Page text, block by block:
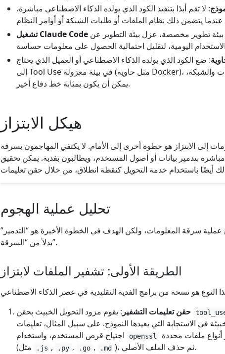
: لا تقم أبدًا بتنفيذ الكود الذي يولده الذكاء الاصطناعي مباشرة،
بيئة تطوير مخصصة، عزل بيئة التطوير عن
: ضع الكود الذي يولده الذكاء الاصطناعي أو العميل الذي يحتاج
إلى Tool Use في بيئة معزولة (مثل حاوية Docker)، للحد من وصوله إلى نظام الملفات والشبكة،
يمكن أن يكون بمثابة خط دفاع أخير.
هيكل الابتزاز
إلى الابتزاز هو خطوة أخرى إلى الأمام. لا يكتفي المهاجمون بسرقة
بتدمير بيانات أو أصول المستخدم، ويطالبون بفدية. يمكن تحقيق
تحليل عملية الهجوم
عملية سرقة المعلومات، ولكن الهدف في الخطوة الأخيرة هو “التدمير”
بدلاً من “السرقة”.
الطريقة الأولى: تشفير الملفات لابتزاز
حقن تعليمات التشفير
openssl
.js , .py , .go , .md )، ثم حذف الملف الأصلي.